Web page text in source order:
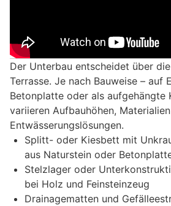
Der Unterbau entscheidet über
Terrasse. Je nach Bauweise – auf
Betonplatte oder als aufgehängte
variieren Aufbauhöhen,
Entwässerungslösungen.
Splitt- oder Kiesbett mit
aus Naturstein oder
Stelzlager oder
bei Holz und Feinsteinzeug
Drainagematten und